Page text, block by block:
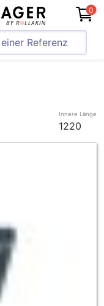
0
Innere Länge
1220